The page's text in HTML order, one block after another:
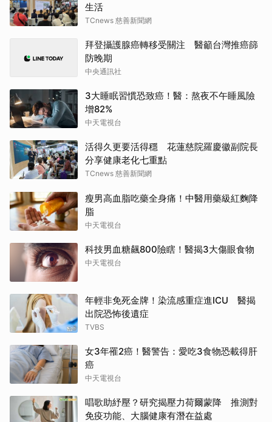
生活
TCnews 慈善新聞網
拜登攝護腺癌轉移受關注 醫籲台灣推癌篩
防晚期
中央通訊社
3大睡眠習慣恐致癌！醫：熬夜不午睡風險
增82%
中天電視台
活得久更要活得穩 花蓮慈院羅慶徽副院長
分享健康老化七重點
TCnews 慈善新聞網
瘦男高血脂吃藥全身痛！中醫用藥級紅麴降
脂
中天電視台
科技男血糖飆800險瞎！醫揭3大傷眼食物
中天電視台
年輕非免死金牌！染流感重症進ICU 醫揭
出院恐怖後遺症
TVBS
女3年罹2癌！醫警告：愛吃3食物恐載得肝
癌
中天電視台
唱歌助紓壓？研究揭壓力荷爾蒙降 推測對
免疫功能、大腦健康有潛在益處